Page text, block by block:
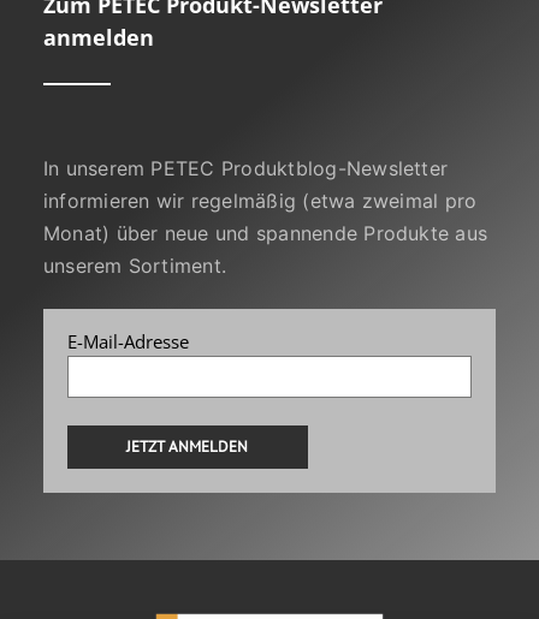
anmelden
In unserem PETEC Produktblog-Newsletter
informieren wir regelmäßig (etwa zweimal pro
Monat) über neue und spannende Produkte aus
unserem Sortiment.
E-Mail-Adresse
Alternative: